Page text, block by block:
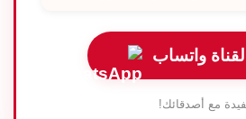
واتساب
مع أصدقائك!